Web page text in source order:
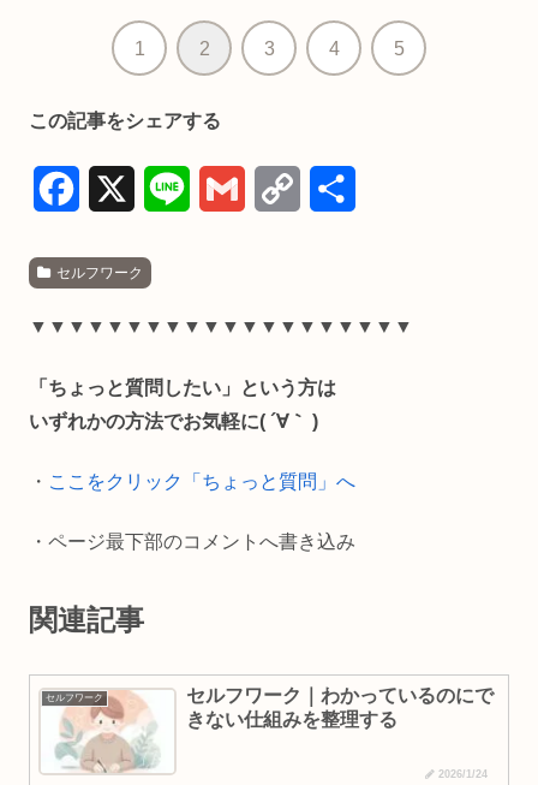
1 2 3 4 5
この記事をシェアする
c
e
o
e i y
i
セルフワーク
▼▼▼▼▼▼▼▼▼▼▼▼▼▼▼▼▼▼▼▼
「ちょっと質問したい」という方は
いずれかの方法でお気軽に( ´∀｀ )
・ ここをクリック「ちょっと質問」へ
・ページ最下部のコメントへ書き込み
関連記事
セルフワーク
セルフワーク｜わかっているのにで
きない仕組みを整理する
2026/1/24